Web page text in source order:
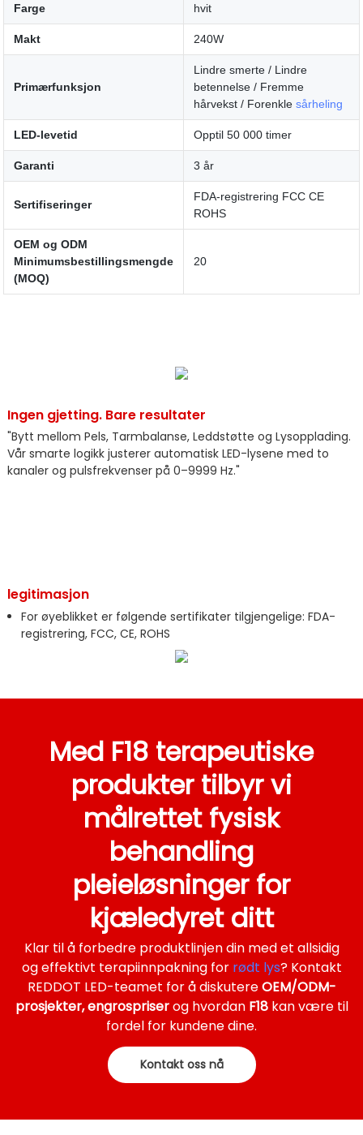
Farge hvit
Makt 240W
Primærfunksjon
Lindre smerte / Lindre
betennelse / Fremme
hårvekst / Forenklesårheling
LED-levetid Opptil 50 000 timer
Garanti 3 år
Sertifiseringer
FDA-registrering FCC CE
ROHS
OEM og ODM
Minimumsbestillingsmengde
(MOQ)
20
Ingen gjetting. Bare resultater
"Bytt mellom Pels, Tarmbalanse, Leddstøtte og Lysopplading.
Vår smarte logikk justerer automatisk LED-lysene med to
kanaler og pulsfrekvenser på 0–9999 Hz."
legitimasjon
For øyeblikket er følgende sertifikater tilgjengelige: FDA-
registrering, FCC, CE, ROHS
Med F18 terapeutiske
produkter tilbyr vi
målrettet fysisk
behandling
pleieløsninger for
kjæledyret ditt
Klar til å forbedre produktlinjen din med et allsidig
og effektivt terapiinnpakning for rødt lys? Kontakt
REDDOT LED-teamet for å diskutereOEM/ODM-
prosjekter, engrospriserog hvordan F18kan være til
fordel for kundene dine.
Kontakt oss nå